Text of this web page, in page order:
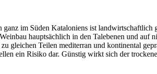
ganz im Süden Kataloniens ist
hauptsächlich in den Talebenen und
gleichen Teilen mediterran und kontinental
ein Risiko dar. Günstig wirkt sich der